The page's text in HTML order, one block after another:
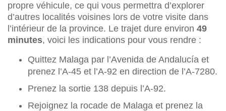
propre véhicule, ce qui vous permettra d’explorer
d’autres localités voisines lors de votre visite dans
l’intérieur de la province. Le trajet dure environ 49
minutes, voici les indications pour vous rendre :
Quittez Malaga par l’Avenida de Andalucía et
prenez l’A-45 et l’A-92 en direction de l’A-7280.
Prenez la sortie 138 depuis l’A-92.
Rejoignez la rocade de Malaga et prenez la